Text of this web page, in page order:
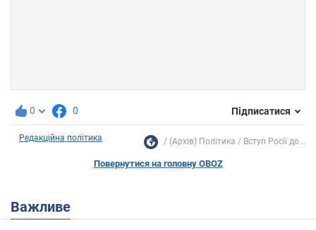
0 0 Підписатися
Редакційна політика (Архів) Політика Вступ Росії до...
Повернутися на головну OBOZ
Важливе